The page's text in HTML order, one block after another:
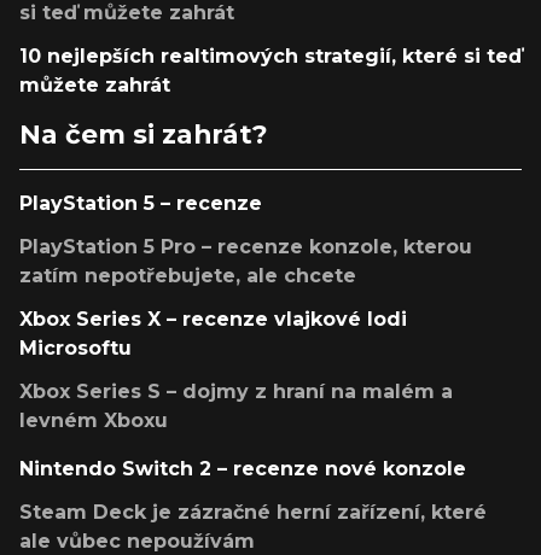
si teď můžete zahrát
10 nejlepších realtimových strategií, které si teď
můžete zahrát
Na čem si zahrát?
PlayStation 5 – recenze
PlayStation 5 Pro – recenze konzole, kterou
zatím nepotřebujete, ale chcete
Xbox Series X – recenze vlajkové lodi
Microsoftu
Xbox Series S – dojmy z hraní na malém a
levném Xboxu
Nintendo Switch 2 – recenze nové konzole
Steam Deck je zázračné herní zařízení, které
ale vůbec nepoužívám